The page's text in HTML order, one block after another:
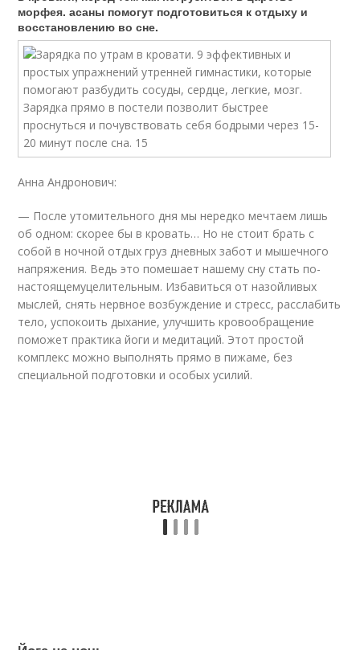
морфея. асаны помогут подготовиться к отдыху и
восстановлению во сне.
Анна Андронович:
— После утомительного дня мы нередко мечтаем лишь
об одном: скорее бы в кровать… Но не стоит брать с
собой в ночной отдых груз дневных забот и мышечного
напряжения. Ведь это помешает нашему сну стать по-
настоящемуцелительным. Избавиться от назойливых
мыслей, снять нервное возбуждение и стресс, расслабить
тело, успокоить дыхание, улучшить кровообращение
поможет практика йоги и медитаций. Этот простой
комплекс можно выполнять прямо в пижаме, без
специальной подготовки и особых усилий.